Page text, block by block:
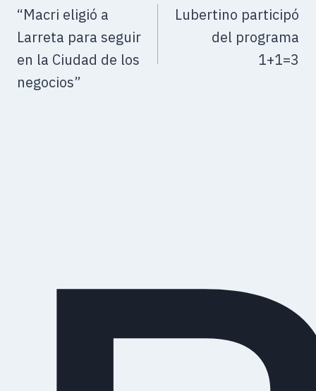
“Macri eligió a
Larreta para seguir
en la Ciudad de los
negocios”
Lubertino participó
del programa
1+1=3